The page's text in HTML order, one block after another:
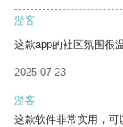
游客
这款app的社区氛围很
2025-07-23
游客
这款软件非常实用，